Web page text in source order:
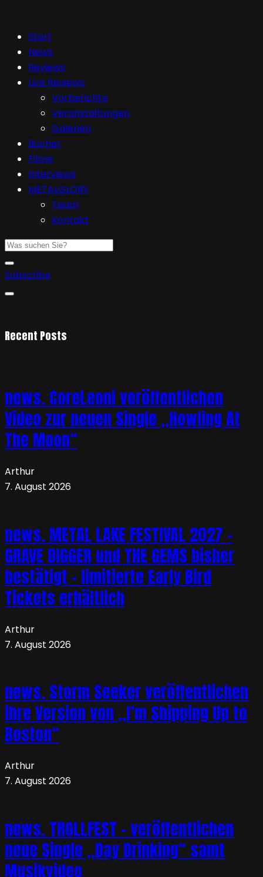
Start
News
Reviews
Live Reviews
Vorberichte
Veranstaltungen
Galerien
Bücher
Filme
Interviews
METALGLORY
Team
Kontakt
Subscribe
Recent Posts
news. CoreLeoni veröffentlichen
Video zur neuen Single „Howling At
The Moon“
Arthur
7. August 2026
news. METAL LAKE FESTIVAL 2027 –
GRAVE DIGGER und THE GEMS bisher
bestätigt – limitierte Early Bird
Tickets erhältlich
Arthur
7. August 2026
news. Storm Seeker veröffentlichen
ihre Version von „I’m Shipping Up to
Boston“
Arthur
7. August 2026
news. TROLLFEST – veröffentlichen
neue Single „Day Drinking“ samt
Musikvideo